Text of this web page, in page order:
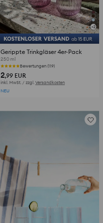
+2
Gerippte Trinkgläser 4er-Pack
250 ml
Bewertungen (119)
2,99 EUR
inkl. MwSt. / zzgl. Versandkosten
NEU